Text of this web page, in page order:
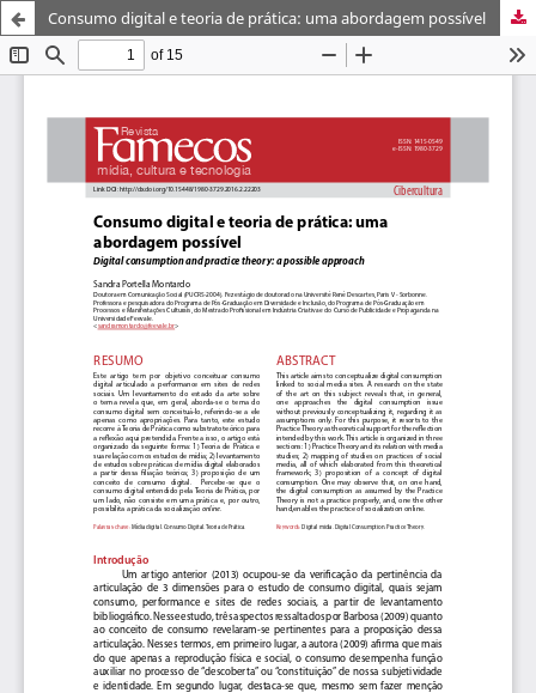
Consumo digital e teoria de prática: uma abordagem possível